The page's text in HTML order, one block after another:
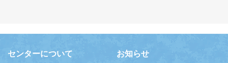
センターについて お知らせ